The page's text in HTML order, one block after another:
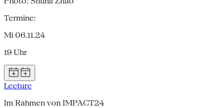
Termine:
Mi 06.11.24
19 Uhr
Lecture
Im Rahmen von IMPACT24